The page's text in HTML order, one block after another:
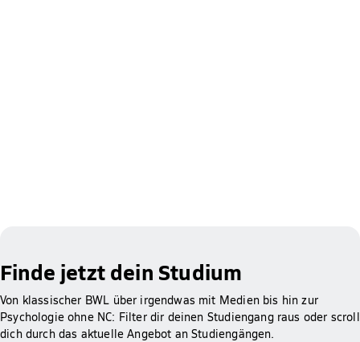
Finde jetzt dein Studium
Von klassischer BWL über irgendwas mit Medien bis hin zur
Psychologie ohne NC: Filter dir deinen Studiengang raus oder scroll
dich durch das aktuelle Angebot an Studiengängen.